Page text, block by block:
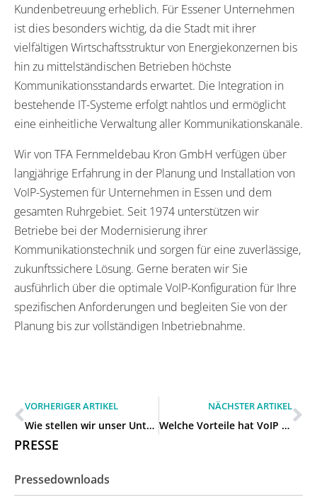
Kundenbetreuung erheblich. Für Essener Unternehmen
ist dies besonders wichtig, da die Stadt mit ihrer
vielfältigen Wirtschaftsstruktur von Energiekonzernen bis
hin zu mittelständischen Betrieben höchste
Kommunikationsstandards erwartet. Die Integration in
bestehende IT-Systeme erfolgt nahtlos und ermöglicht
eine einheitliche Verwaltung aller Kommunikationskanäle.
Wir von TFA Fernmeldebau Kron GmbH verfügen über
langjährige Erfahrung in der Planung und Installation von
VoIP-Systemen für Unternehmen in Essen und dem
gesamten Ruhrgebiet. Seit 1974 unterstützen wir
Betriebe bei der Modernisierung ihrer
Kommunikationstechnik und sorgen für eine zuverlässige,
zukunftssichere Lösung. Gerne beraten wir Sie
ausführlich über die optimale VoIP-Konfiguration für Ihre
spezifischen Anforderungen und begleiten Sie von der
Planung bis zur vollständigen Inbetriebnahme.
VORHERIGER ARTIKEL
Wie stellen wir unser Unternehmen von ISDN auf All-IP um in Leverkusen?
NÄCHSTER ARTIKEL
Welche Vorteile hat VoIP für unser Unternehmen in Mülheim an der Ruhr?
PRESSE
Pressedownloads